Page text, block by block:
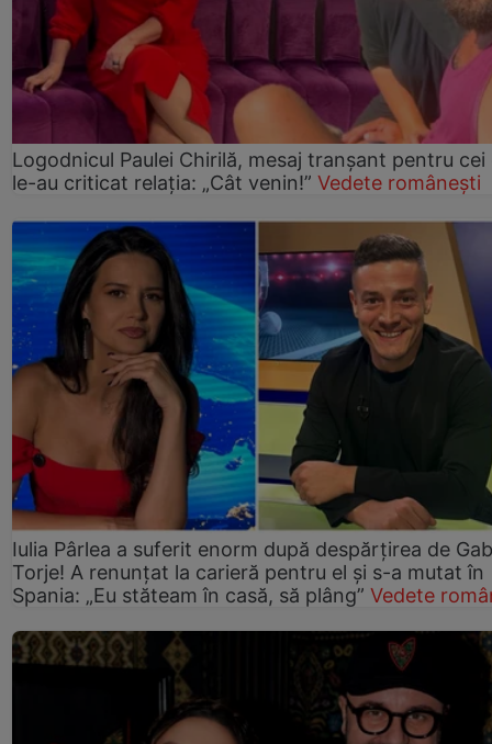
Logodnicul Paulei Chirilă, mesaj tranșant pentru cei
le-au criticat relația: „Cât venin!” Vedete românești
Iulia Pârlea a suferit enorm după despărțirea de
Torje! A renunțat la carieră pentru el și s-a mutat în
Spania: „Eu stăteam în casă, să plâng” Vedete